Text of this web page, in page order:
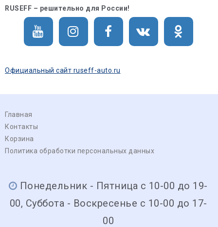
RUSEFF – решительно для России!
Официальный сайт ruseff-auto.ru
Главная
Контакты
Корзина
Политика обработки персональных данных
Понедельник - Пятница с 10-00 до 19-
00, Суббота - Воскресенье с 10-00 до 17-
00